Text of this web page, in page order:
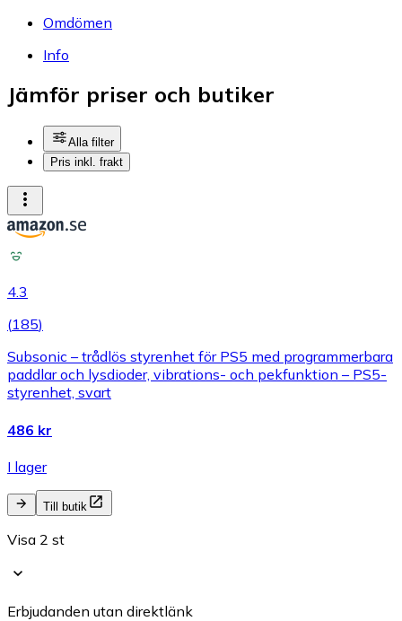
Omdömen
Info
Jämför priser och butiker
Alla filter
Pris inkl. frakt
4.3
(185)
Subsonic – trådlös styrenhet för PS5 med programmerbara
paddlar och lysdioder, vibrations- och pekfunktion – PS5-
styrenhet, svart
486 kr
I lager
Till butik
Visa 2 st
Erbjudanden utan direktlänk